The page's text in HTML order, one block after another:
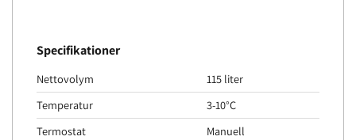
Specifikationer
Nettovolym
115 liter
Temperatur
3-10°C
Termostat
Manuell